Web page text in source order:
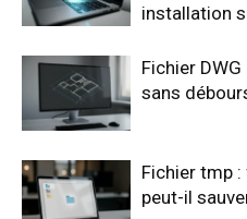
installation
Fichier
sans
Fichier tmp
peut-il